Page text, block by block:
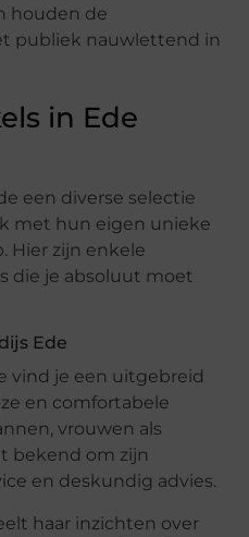
houden de
publiek nauwlettend in
in Ede
een diverse selectie
met hun eigen unieke
Hier zijn enkele
die je absoluut moet
Ede
vind je een uitgebreid
en comfortabele
vrouwen als
bekend om zijn
en deskundig advies.
haar inzichten over